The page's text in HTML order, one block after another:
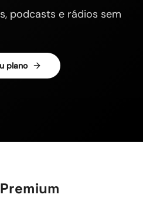
podcasts e rádios sem
plano